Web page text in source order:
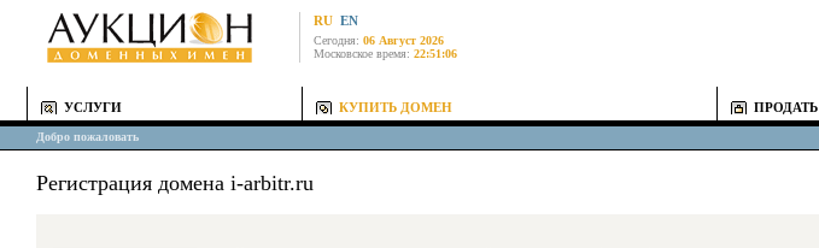
RU EN
Сегодня: 06 Август 2026
Московское время: 22:51:06
УСЛУГИ КУПИТЬ ДОМЕН
Добро пожаловать
Регистрация домена i-arbitr.ru